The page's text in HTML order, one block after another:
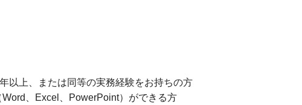
以上、または同等の実務経験をお持ちの方
Word、Excel、PowerPoint）ができる方